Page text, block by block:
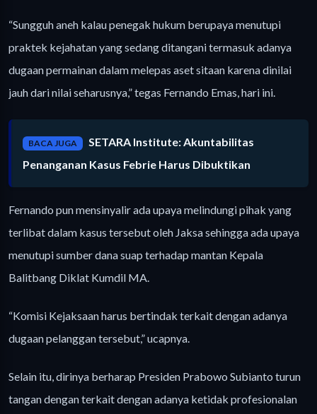
“Sungguh aneh kalau penegak hukum berupaya menutupi
praktek kejahatan yang sedang ditangani termasuk adanya
dugaan permainan dalam melepas aset sitaan karena dinilai
jauh dari nilai seharusnya,” tegas Fernando Emas, hari ini.
BACA JUGA
SETARA Institute: Akuntabilitas
Penanganan Kasus Febrie Harus Dibuktikan
Fernando pun mensinyalir ada upaya melindungi pihak yang
terlibat dalam kasus tersebut oleh Jaksa sehingga ada upaya
menutupi sumber dana suap terhadap mantan Kepala
Balitbang Diklat Kumdil MA.
“Komisi Kejaksaan harus bertindak terkait dengan adanya
dugaan pelanggan tersebut,” ucapnya.
Selain itu, dirinya berharap Presiden Prabowo Subianto turun
tangan dengan terkait dengan adanya ketidak profesionalan